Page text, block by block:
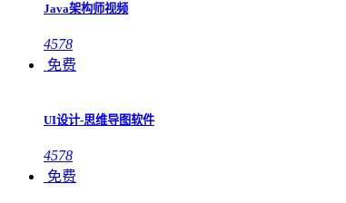
Java架构师视频
4578
免费
UI设计-思维导图软件
4578
免费